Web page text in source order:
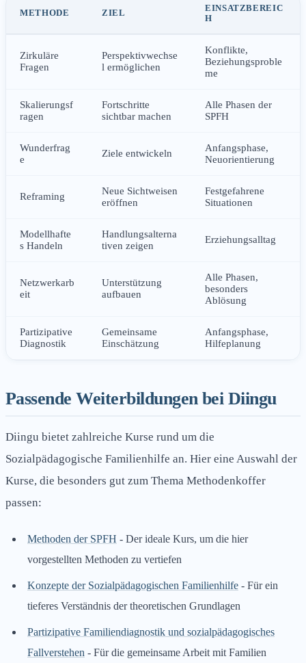
METHODE ZIEL
EINSATZBEREIC
H
Zirkuläre
Fragen
Perspektivwechse
l ermöglichen
Konflikte,
Beziehungsproble
me
Skalierungsf
ragen
Fortschritte
sichtbar machen
Alle Phasen der
SPFH
Wunderfrag
e
Ziele entwickeln
Anfangsphase,
Neuorientierung
Reframing
Neue Sichtweisen
eröffnen
Festgefahrene
Situationen
Modellhafte
s Handeln
Handlungsalterna
tiven zeigen
Erziehungsalltag
Netzwerkarb
eit
Unterstützung
aufbauen
Alle Phasen,
besonders
Ablösung
Partizipative
Diagnostik
Gemeinsame
Einschätzung
Anfangsphase,
Hilfeplanung
Passende Weiterbildungen bei Diingu
Diingu bietet zahlreiche Kurse rund um die
Sozialpädagogische Familienhilfe an. Hier eine Auswahl der
Kurse, die besonders gut zum Thema Methodenkoffer
passen:
Methoden der SPFH - Der ideale Kurs, um die hier
vorgestellten Methoden zu vertiefen
Konzepte der Sozialpädagogischen Familienhilfe - Für ein
tieferes Verständnis der theoretischen Grundlagen
Partizipative Familiendiagnostik und sozialpädagogisches
Fallverstehen - Für die gemeinsame Arbeit mit Familien